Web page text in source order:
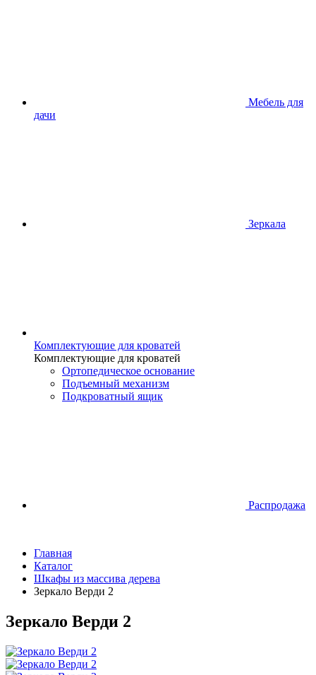
Мебель для
дачи
Зеркала
Комплектующие для кроватей
Комплектующие для кроватей
Ортопедическое основание
Подъемный механизм
Подкроватный ящик
Распродажа
Главная
Каталог
Шкафы из массива дерева
Зеркало Верди 2
Зеркало Верди 2